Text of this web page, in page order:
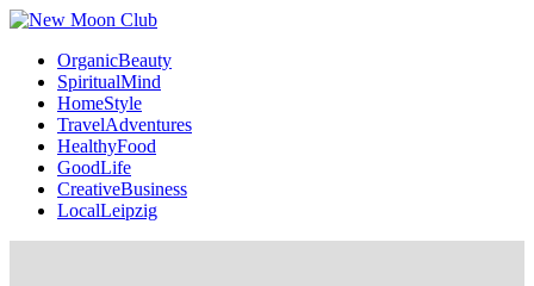
OrganicBeauty
SpiritualMind
HomeStyle
TravelAdventures
HealthyFood
GoodLife
CreativeBusiness
LocalLeipzig